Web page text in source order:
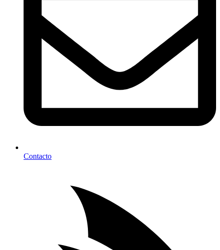
Contacto